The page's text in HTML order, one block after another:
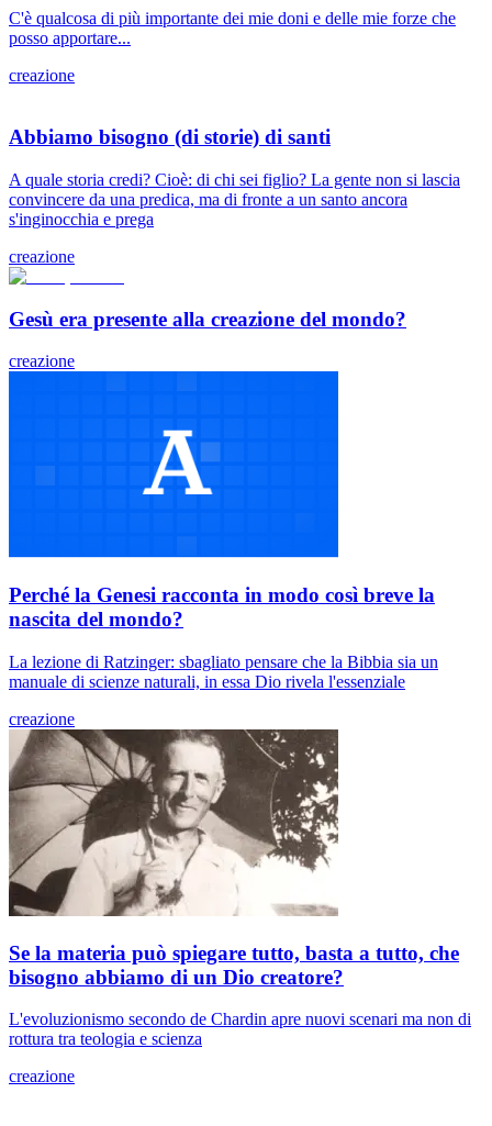
C'è qualcosa di più importante dei mie doni e delle mie forze che
posso apportare...
creazione
Abbiamo bisogno (di storie) di santi
A quale storia credi? Cioè: di chi sei figlio? La gente non si lascia
convincere da una predica, ma di fronte a un santo ancora
s'inginocchia e prega
creazione
Gesù era presente alla creazione del mondo?
creazione
Perché la Genesi racconta in modo così breve la
nascita del mondo?
La lezione di Ratzinger: sbagliato pensare che la Bibbia sia un
manuale di scienze naturali, in essa Dio rivela l'essenziale
creazione
Se la materia può spiegare tutto, basta a tutto, che
bisogno abbiamo di un Dio creatore?
L'evoluzionismo secondo de Chardin apre nuovi scenari ma non di
rottura tra teologia e scienza
creazione